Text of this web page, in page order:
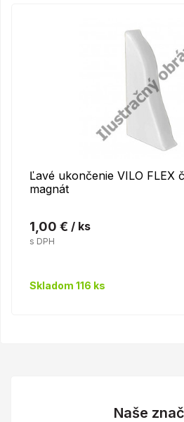
Ľavé ukončenie VILO FLEX
magnát
1,00 € / ks
s DPH
Skladom 116 ks
Naše